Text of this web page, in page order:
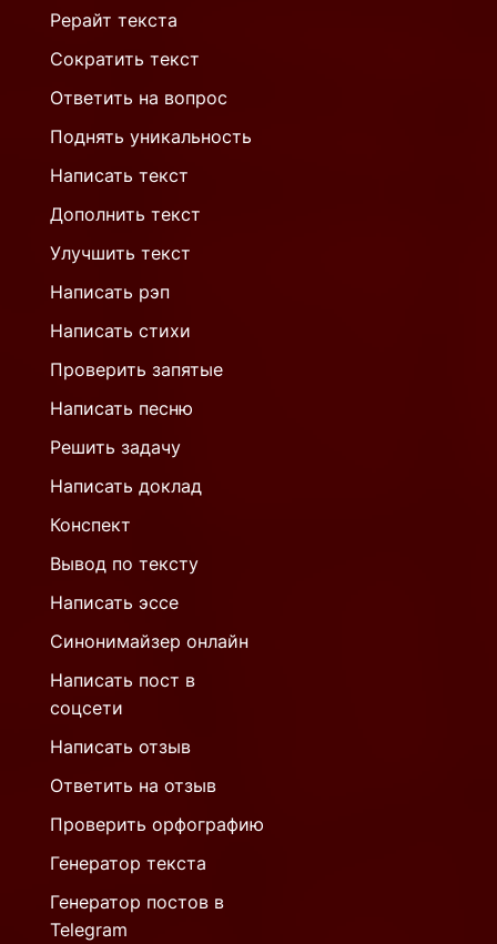
Рерайт текста
Сократить текст
Ответить на вопрос
Поднять уникальность
Написать текст
Дополнить текст
Улучшить текст
Написать рэп
Написать стихи
Проверить запятые
Написать песню
Решить задачу
Написать доклад
Конспект
Вывод по тексту
Написать эссе
Синонимайзер онлайн
Написать пост в
соцсети
Написать отзыв
Ответить на отзыв
Проверить орфографию
Генератор текста
Генератор постов в
Telegram